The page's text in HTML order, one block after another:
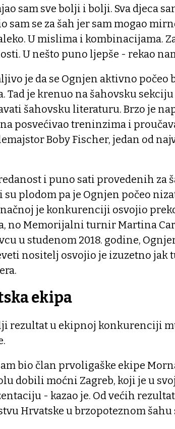
sam sve bolji i bolji. Sva djeca
sam se za šah jer sam mogao
U mislima i kombinacijama.
U nešto puno ljepše - rekao
je da se Ognjen aktivno počeo
Tad je krenuo na šahovsku
šahovsku literaturu. Brzo je
posvećivao treninzima i
Boby Fischer, jedan od
i puno sati provedenih za
plodom pa je Ognjen počeo
je konkurenciji osvojio
no Memorijalni turnir Martina
u studenom 2018. godine,
nositelj osvojio je izuzetno
ekipa
rezultat u ekipnoj konkurenciji
bio član prvoligaške ekipe
dobili moćni Zagreb, koji je u
- kazao je. Od većih
Hrvatske u brzopoteznom